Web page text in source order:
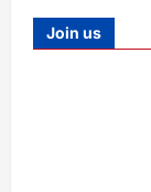
Join us